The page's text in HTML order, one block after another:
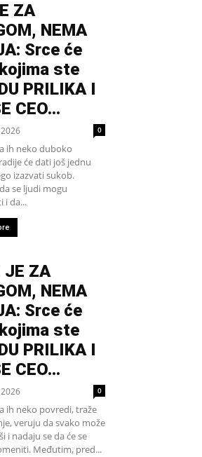
ZA
NEMA
Srce će
ste
PRILIKA I
CEO...
0
ih neko duboko
će dati još jednu
izazvati sukob.
se ljudi mogu
i da...
JE ZA
NEMA
Srce će
ste
PRILIKA I
CEO...
0
ih neko povredi, traže
veruju da svako može
i nadaju se da će se
Međutim, pred...